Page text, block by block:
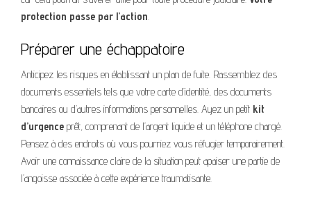
protection passe par l’action.
Préparer une échappatoire
Anticipez les risques en établissant un plan de fuite. Rassemblez des
documents essentiels tels que votre carte d’identité, des documents
bancaires ou d’autres informations personnelles. Ayez un petit kit
d’urgence prêt, comprenant de l’argent liquide et un téléphone chargé.
Pensez à des endroits où vous pourriez vous réfugier temporairement.
Avoir une connaissance claire de la situation peut apaiser une partie de
l’angoisse associée à cette expérience traumatisante.